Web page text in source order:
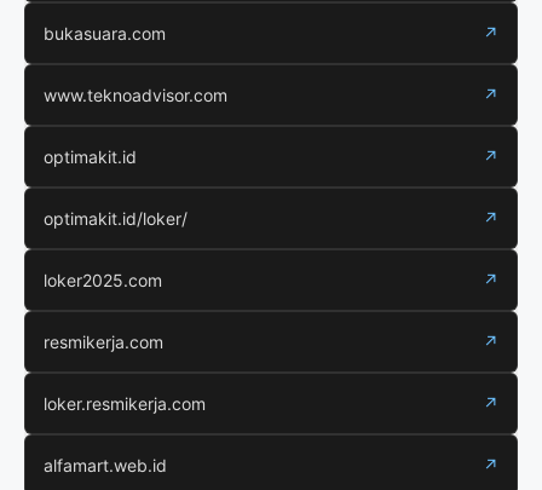
bukasuara.com ↗
www.teknoadvisor.com ↗
optimakit.id ↗
optimakit.id/loker/ ↗
loker2025.com ↗
resmikerja.com ↗
loker.resmikerja.com ↗
alfamart.web.id ↗